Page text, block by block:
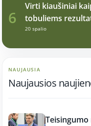
6
Virti kiaušiniai
tobuliems
20 spalio
NAUJAUSIA
Naujausios